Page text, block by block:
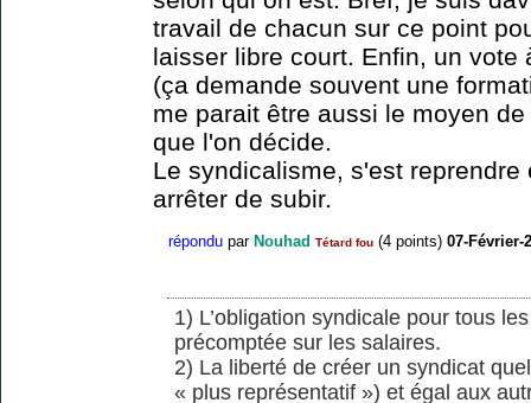
travail de chacun sur ce point
laisser libre court. Enfin, un vote
(ça demande souvent une
me parait être aussi le moyen
que l'on décide.
Le syndicalisme, s'est
arrêter de subir.
répondu par Nouhad Tétard fou (4 points) 07-Février-
1) L’obligation syndicale pour tous
précomptée sur les salaires.
2) La liberté de créer un syndicat
« plus représentatif ») et égal aux